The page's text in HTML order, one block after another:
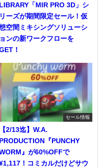
LIBRARY「MIR PRO 3D」シ
リーズが期間限定セール！仮
空間ミキシングソリューシ
ョンの新ワークフローを
！
セール情報
【2/13迄】W.A.
PRODUCTION『PUNCHY
』が60%OFFで
！コミカルだけどサウ